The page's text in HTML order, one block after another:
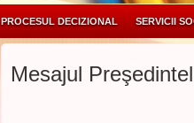
PROCESUL DECIZIONAL SERVICII
Mesajul